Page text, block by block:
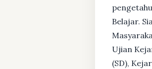
Belajar.
Ujian
(SD),